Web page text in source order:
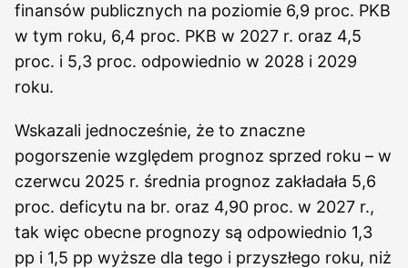
finansów publicznych na poziomie 6,9 proc. PKB
w tym roku, 6,4 proc. PKB w 2027 r. oraz 4,5
proc. i 5,3 proc. odpowiednio w 2028 i 2029
roku.
Wskazali jednocześnie, że to znaczne
pogorszenie względem prognoz sprzed roku – w
czerwcu 2025 r. średnia prognoz zakładała 5,6
proc. deficytu na br. oraz 4,90 proc. w 2027 r.,
tak więc obecne prognozy są odpowiednio 1,3
pp i 1,5 pp wyższe dla tego i przyszłego roku, niż